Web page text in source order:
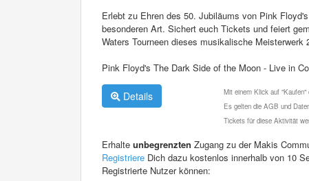
Erlebt zu Ehren des 50. Jubiläums von Pink
besonderen Art. Sichert euch Tickets und feiert
Waters Tourneen dieses musikalische Meisterwerk
Pink Floyd's The Dark Side of the Moon - Live in
Details
Mit einem Klick auf "Kaufen"
Es gelten die AGB und
Tickets für diese Aktivität
Erhalte unbegrenzten Zugang zu der Makis
Registriere Dich dazu kostenlos innerhalb von 10
Registrierte Nutzer können: